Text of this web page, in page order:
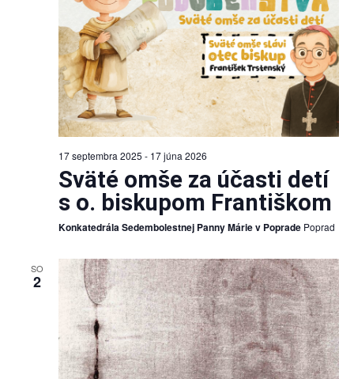
17 septembra 2025 - 17 júna 2026
Sväté omše za účasti detí
s o. biskupom Františkom
Konkatedrála Sedembolestnej Panny Márie v Poprade Poprad
SO
2